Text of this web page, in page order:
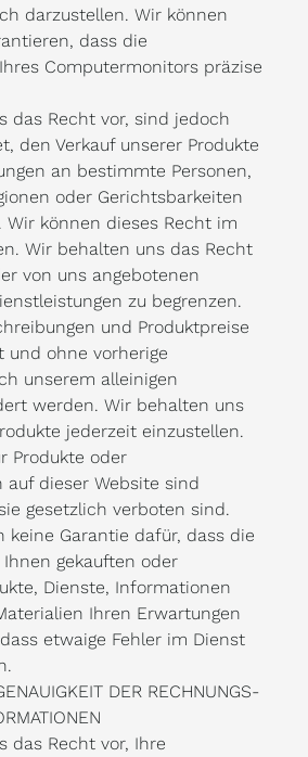
darzustellen. Wir können
dass die
Computermonitors präzise
das Recht vor, sind jedoch
den Verkauf unserer Produkte
an bestimmte Personen,
oder Gerichtsbarkeiten
Wir können dieses Recht im
Wir behalten uns das Recht
von uns angebotenen
zu begrenzen.
und Produktpreise
und ohne vorherige
unserem alleinigen
werden. Wir behalten uns
jederzeit einzustellen.
Produkte oder
auf dieser Website sind
gesetzlich verboten sind.
keine Garantie dafür, dass die
gekauften oder
Dienste, Informationen
Ihren Erwartungen
etwaige Fehler im Dienst
DER RECHNUNGS-
das Recht vor, Ihre